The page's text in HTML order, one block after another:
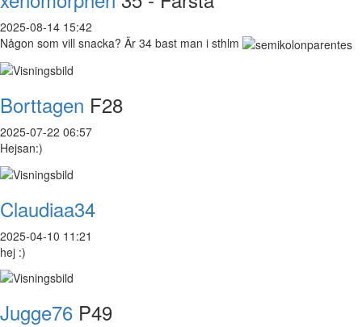
2025-08-14 15:42
Någon som vill snacka? Är 34 bast man i sthlm
Borttagen F28
2025-07-22 06:57
Hejsan:)
Claudiaa34
2025-04-10 11:21
hej :)
Jugge76 P49